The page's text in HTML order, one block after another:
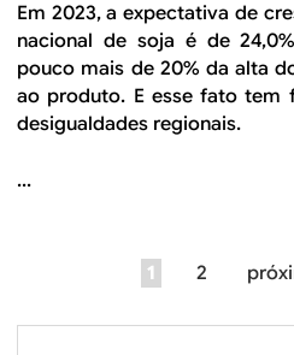
Em 2023, a expectativa de
nacional de soja é de
pouco mais de 20% da alta
ao produto. E esse fato tem
desigualdades regionais.
...
1 2